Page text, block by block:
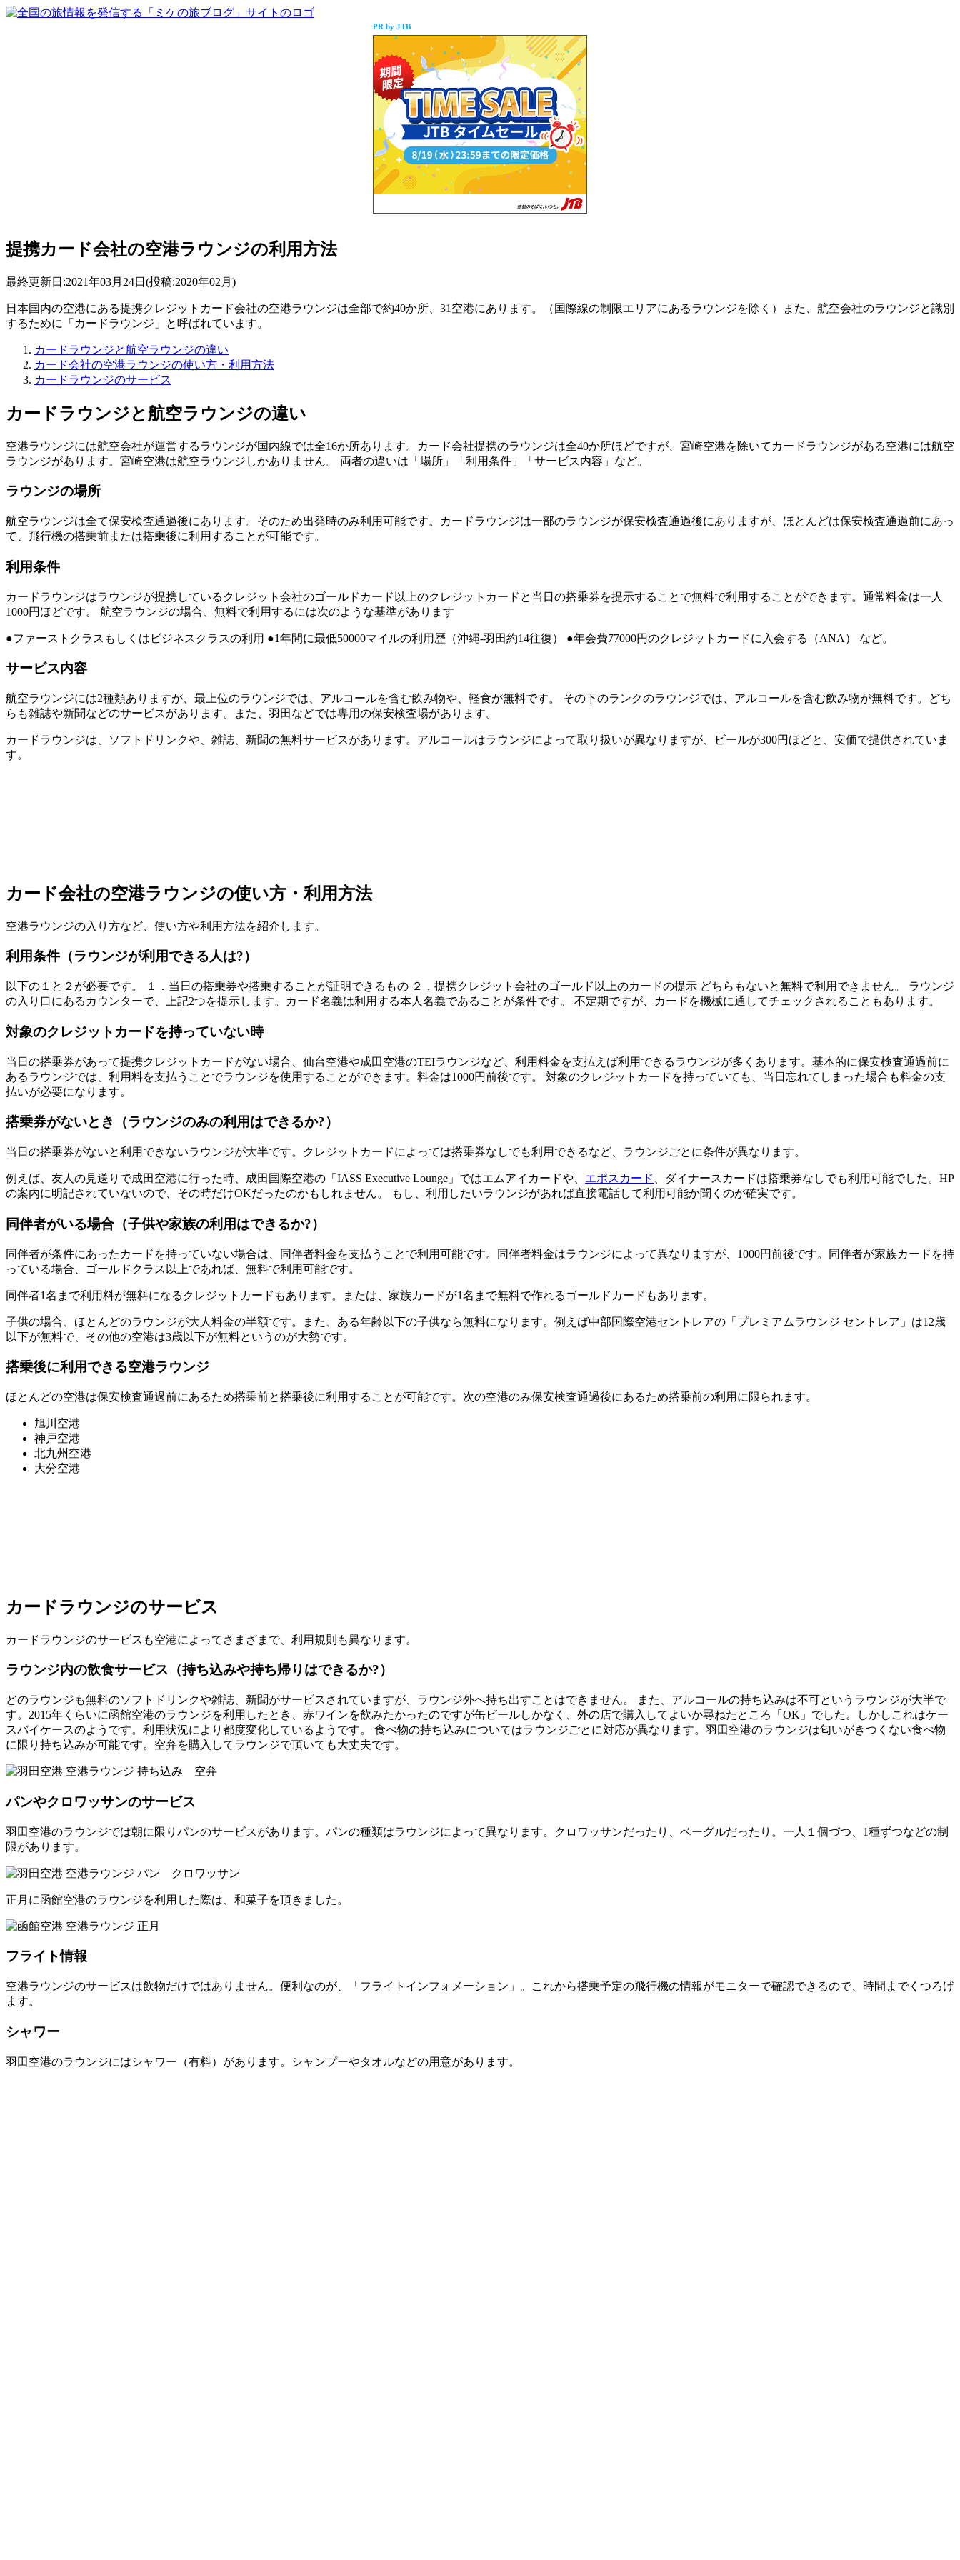
PR by JTB
提携カード会社の空港ラウンジの利用方法
最終更新日:2021年03月24日(投稿:2020年02月)
日本国内の空港にある提携クレジットカード会社の空港ラウンジは全部で約40か所、31空港にあります。（国際線の制限エリアにあるラウンジを除く）また、航空会社のラウンジと識別
するために「カードラウンジ」と呼ばれています。
カードラウンジと航空ラウンジの違い
カード会社の空港ラウンジの使い方・利用方法
カードラウンジのサービス
カードラウンジと航空ラウンジの違い
空港ラウンジには航空会社が運営するラウンジが国内線では全16か所あります。カード会社提携のラウンジは全40か所ほどですが、宮崎空港を除いてカードラウンジがある空港には航空
ラウンジがあります。宮崎空港は航空ラウンジしかありません。 両者の違いは「場所」「利用条件」「サービス内容」など。
ラウンジの場所
航空ラウンジは全て保安検査通過後にあります。そのため出発時のみ利用可能です。カードラウンジは一部のラウンジが保安検査通過後にありますが、ほとんどは保安検査通過前にあっ
て、飛行機の搭乗前または搭乗後に利用することが可能です。
利用条件
カードラウンジはラウンジが提携しているクレジット会社のゴールドカード以上のクレジットカードと当日の搭乗券を提示することで無料で利用することができます。通常料金は一人
1000円ほどです。 航空ラウンジの場合、無料で利用するには次のような基準があります
●ファーストクラスもしくはビジネスクラスの利用 ●1年間に最低50000マイルの利用歴（沖縄-羽田約14往復） ●年会費77000円のクレジットカードに入会する（ANA） など。
サービス内容
航空ラウンジには2種類ありますが、最上位のラウンジでは、アルコールを含む飲み物や、軽食が無料です。 その下のランクのラウンジでは、アルコールを含む飲み物が無料です。どち
らも雑誌や新聞などのサービスがあります。また、羽田などでは専用の保安検査場があります。
カードラウンジは、ソフトドリンクや、雑誌、新聞の無料サービスがあります。アルコールはラウンジによって取り扱いが異なりますが、ビールが300円ほどと、安価で提供されていま
す。
カード会社の空港ラウンジの使い方・利用方法
空港ラウンジの入り方など、使い方や利用方法を紹介します。
利用条件（ラウンジが利用できる人は?）
以下の１と２が必要です。 １．当日の搭乗券や搭乗することが証明できるもの ２．提携クレジット会社のゴールド以上のカードの提示 どちらもないと無料で利用できません。 ラウンジ
の入り口にあるカウンターで、上記2つを提示します。カード名義は利用する本人名義であることが条件です。 不定期ですが、カードを機械に通してチェックされることもあります。
対象のクレジットカードを持っていない時
当日の搭乗券があって提携クレジットカードがない場合、仙台空港や成田空港のTEIラウンジなど、利用料金を支払えば利用できるラウンジが多くあります。基本的に保安検査通過前に
あるラウンジでは、利用料を支払うことでラウンジを使用することができます。料金は1000円前後です。 対象のクレジットカードを持っていても、当日忘れてしまった場合も料金の支
払いが必要になります。
搭乗券がないとき（ラウンジのみの利用はできるか?）
当日の搭乗券がないと利用できないラウンジが大半です。クレジットカードによっては搭乗券なしでも利用できるなど、ラウンジごとに条件が異なります。
例えば、友人の見送りで成田空港に行った時、成田国際空港の「IASS Executive Lounge」ではエムアイカードや、 エポスカード
、ダイナースカードは搭乗券なしでも利用可能でした。HP
の案内に明記されていないので、その時だけOKだったのかもしれません。 もし、利用したいラウンジがあれば直接電話して利用可能か聞くのが確実です。
同伴者がいる場合（子供や家族の利用はできるか?）
同伴者が条件にあったカードを持っていない場合は、同伴者料金を支払うことで利用可能です。同伴者料金はラウンジによって異なりますが、1000円前後です。同伴者が家族カードを持
っている場合、ゴールドクラス以上であれば、無料で利用可能です。
同伴者1名まで利用料が無料になるクレジットカードもあります。または、家族カードが1名まで無料で作れるゴールドカードもあります。
子供の場合、ほとんどのラウンジが大人料金の半額です。また、ある年齢以下の子供なら無料になります。例えば中部国際空港セントレアの「プレミアムラウンジ セントレア」は12歳
以下が無料で、その他の空港は3歳以下が無料というのが大勢です。
搭乗後に利用できる空港ラウンジ
ほとんどの空港は保安検査通過前にあるため搭乗前と搭乗後に利用することが可能です。次の空港のみ保安検査通過後にあるため搭乗前の利用に限られます。
旭川空港
神戸空港
北九州空港
大分空港
カードラウンジのサービス
カードラウンジのサービスも空港によってさまざまで、利用規則も異なります。
ラウンジ内の飲食サービス（持ち込みや持ち帰りはできるか?）
どのラウンジも無料のソフトドリンクや雑誌、新聞がサービスされていますが、ラウンジ外へ持ち出すことはできません。 また、アルコールの持ち込みは不可というラウンジが大半で
す。2015年くらいに函館空港のラウンジを利用したとき、赤ワインを飲みたかったのですが缶ビールしかなく、外の店で購入してよいか尋ねたところ「OK」でした。しかしこれはケー
スバイケースのようです。利用状況により都度変化しているようです。 食べ物の持ち込みについてはラウンジごとに対応が異なります。 羽田空港のラウンジは匂いがきつくない食べ物
に限り持ち込みが可能です。空弁を購入してラウンジで頂いても大丈夫です。
パンやクロワッサンのサービス
羽田空港のラウンジでは朝に限りパンのサービスがあります。パンの種類はラウンジによって異なります。クロワッサンだったり、ベーグルだったり。一人１個づつ、1種ずつなどの制
限があります。
正月に函館空港のラウンジを利用した際は、和菓子を頂きました。
フライト情報
空港ラウンジのサービスは飲物だけではありません。便利なのが、「フライトインフォメーション」。これから搭乗予定の飛行機の情報がモニターで確認できるので、時間までくつろげ
ます。
シャワー
羽田空港のラウンジにはシャワー（有料）があります。シャンプーやタオルなどの用意があります。